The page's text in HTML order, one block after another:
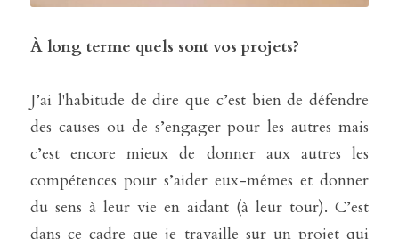
À long terme quels sont vos projets?
J’ai l'habitude de dire que c’est bien de défendre
des causes ou de s’engager pour les autres mais
c’est encore mieux de donner aux autres les
compétences pour s’aider eux-mêmes et donner
du sens à leur vie en aidant (à leur tour). C’est
dans ce cadre que je travaille sur un projet qui